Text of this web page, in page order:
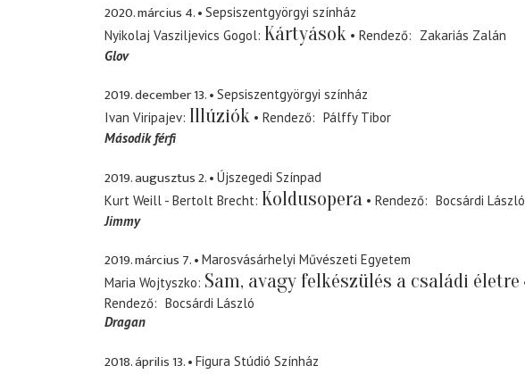
2020. március 4.
Sepsiszentgyörgyi színház
Nyikolaj Vasziljevics Gogol Kártyások Rendező
Zakariás Zalán
Glov
2019. december 13.
Sepsiszentgyörgyi színház
Ivan Viripajev Illúziók Rendező
Pálffy Tibor
Második férfi
2019. augusztus 2.
Újszegedi Színpad
Kurt Weill - Bertolt Brecht Koldusopera Rendező
Bocsárdi László
Jimmy
2019. március 7.
Marosvásárhelyi Művészeti Egyetem
Maria Wojtyszko Sam, avagy felkészülés a családi életre
Rendező
Bocsárdi László
Dragan
2018. április 13.
Figura Stúdió Színház